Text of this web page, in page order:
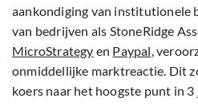
aankondiging van institutionele
van bedrijven als StoneRidge
MicroStrategy en Paypal,
onmiddellijke marktreactie. Dit
koers naar het hoogste punt in 3